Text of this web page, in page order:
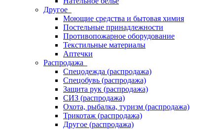
Другое
Моющие средства и бытовая химия
Постельные принадлежности
Противопожарное оборудование
Текстильные материалы
Аптечки
Распродажа
Спецодежда (распродажа)
Спецобувь (распродажа)
Защита рук (распродажа)
СИЗ (распродажа)
Охота, рыбалка, туризм (распродажа)
Трикотаж (распродажа)
Другое (распродажа)